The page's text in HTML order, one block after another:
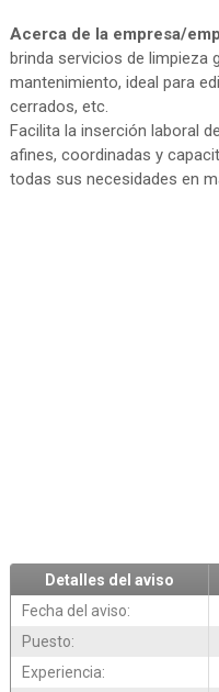
Acerca de la empresa/
brinda servicios de limpieza
mantenimiento, ideal para
cerrados, etc.
Facilita la inserción laboral
afines, coordinadas y
todas sus necesidades en
Detalles del aviso
Fecha del aviso:
Puesto:
Experiencia: